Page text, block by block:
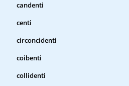
candenti
centi
circoncidenti
coibenti
collidenti